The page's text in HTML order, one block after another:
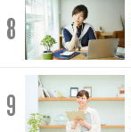
8
9